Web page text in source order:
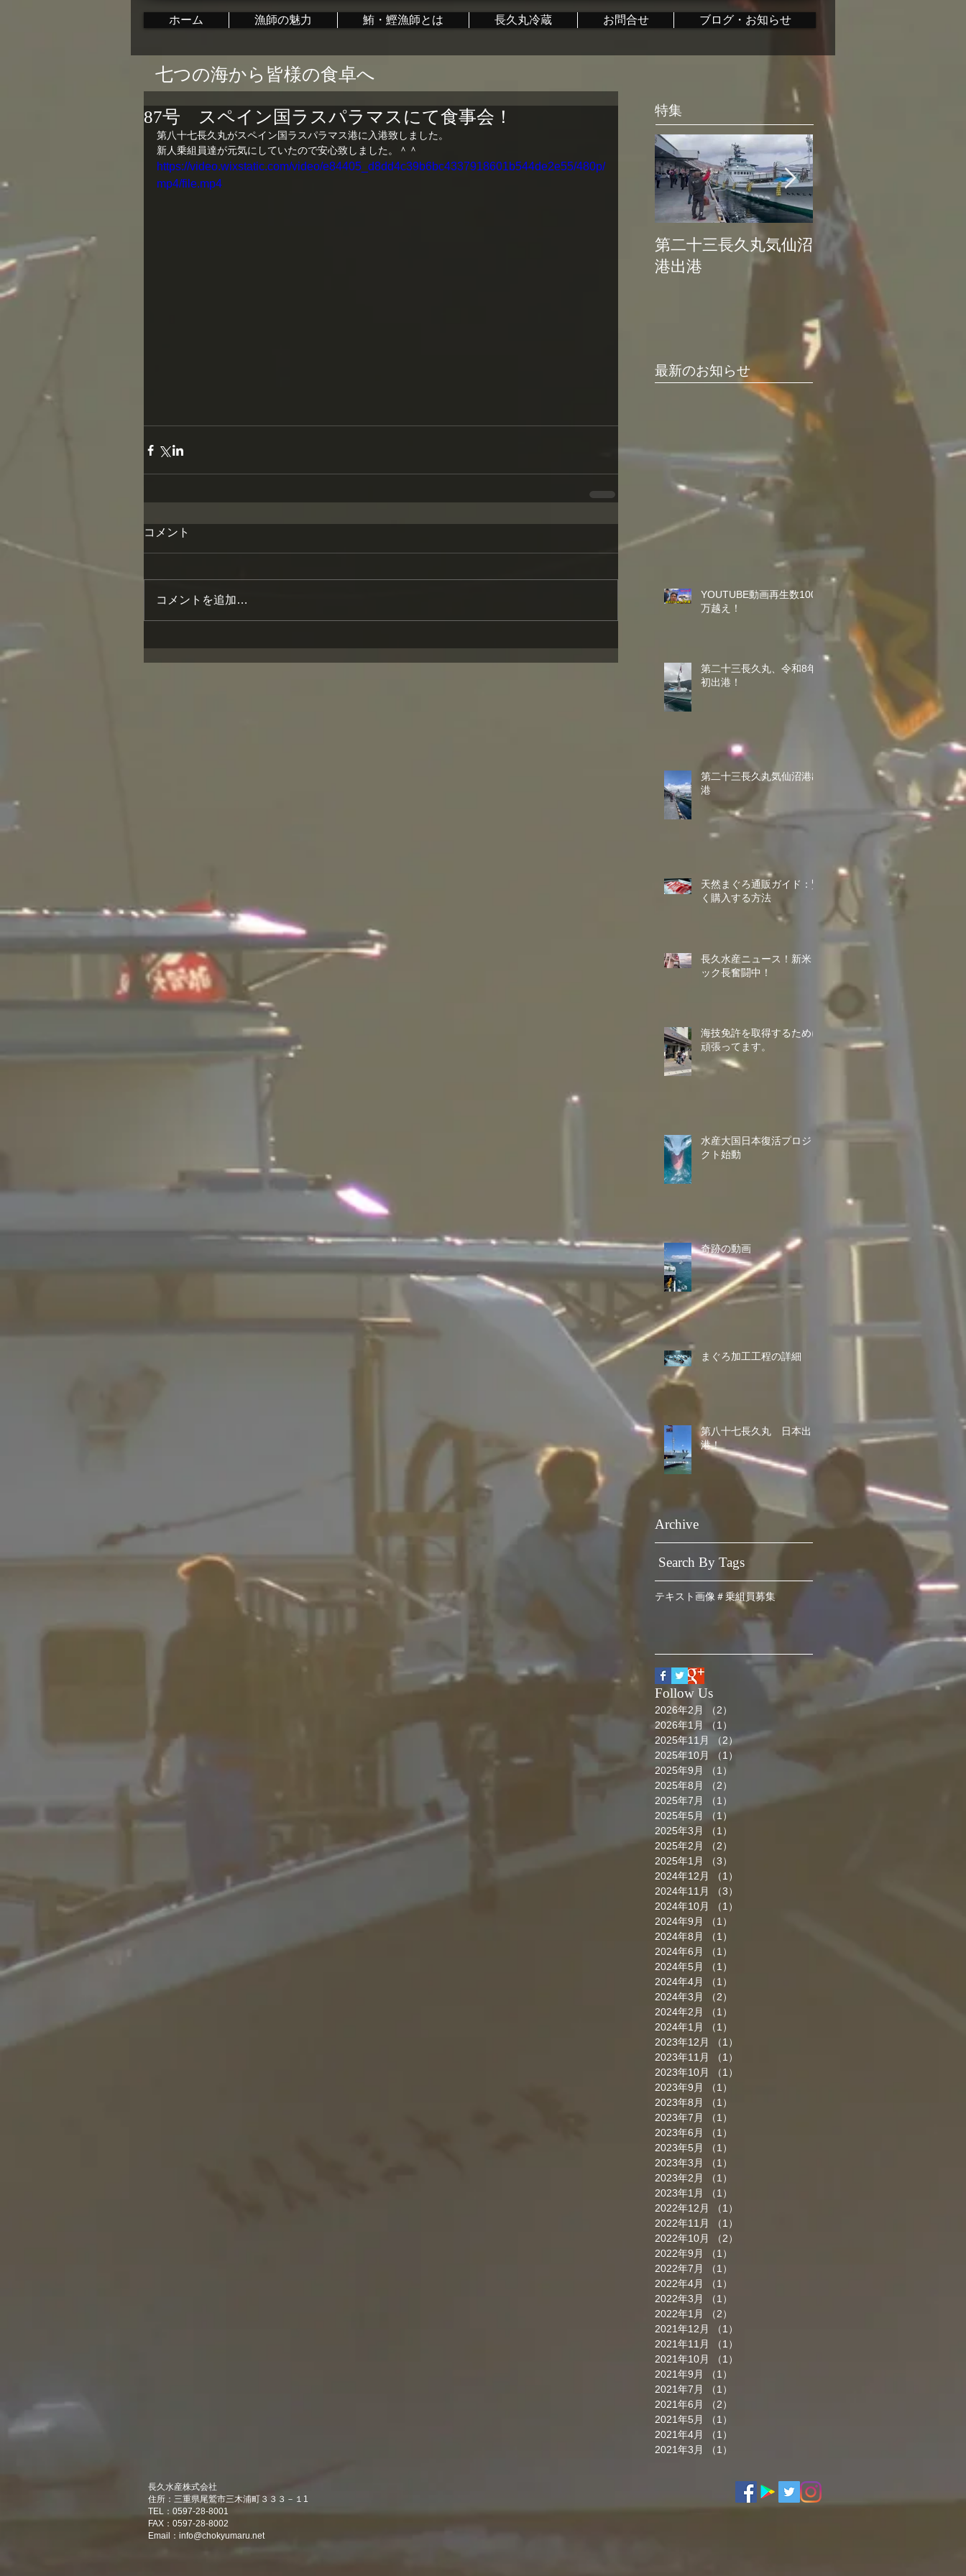
ホーム 漁師の魅力 鮪・鰹漁師とは 長久丸冷蔵 お問合せ ブログ・お知らせ
87号 スペイン国ラスパラマスにて食事会！
第八十七長久丸がスペイン国ラスパラマス港に入港致しました。
新人乗組員達が元気にしていたので安心致しました。＾＾
https://video.wixstatic.com/video/e84405_d8dd4c39b6bc4337918601b544de2e55/480p/
mp4/file.mp4
コメント
コメントを追加…
特集
第二十三長久丸気仙沼
港出港
ロジェクト始動
最新のお知らせ
YOUTUBE動画再生数100
万越え！
第二十三長久丸、令和8年
初出港！
第二十三長久丸気仙沼港出
港
天然まぐろ通販ガイド：賢
く購入する方法
長久水産ニュース！新米コ
ック長奮闘中！
海技免許を取得するために
頑張ってます。
水産大国日本復活プロジェ
クト始動
奇跡の動画
まぐろ加工工程の詳細
第八十七長久丸 日本出
港！
Archive
Search By Tags
テキスト画像 ＃乗組員募集
Follow Us
2026年2月 （2）
2026年1月
（1）
2025年11月
（2）2件の記事
2025年10月
（1）
2025年9月
（1）
2025年8月
（2）
2025年7月
（1）
2025年5月
（1）
2025年3月
（1）
2025年2月
（2）
2025年1月
（3）
2024年12月
（1）
2024年11月
（3）
2024年10月
（1）
2024年9月
（1）
2024年8月
（1）
2024年6月
（1）
2024年5月
（1）
2024年4月
（1）
2024年3月
（2）
2024年2月
（1）
2024年1月
（1）
2023年12月
（1）
2023年11月
（1）
2023年10月
（1）
2023年9月
（1）
2023年8月
（1）
2023年7月
（1）
2023年6月
（1）
2023年5月
（1）
2023年3月
（1）
2023年2月
（1）
2023年1月
（1）
2022年12月
（1）
2022年11月
（1）
2022年10月
（2）
2022年9月
（1）
2022年7月
（1）
2022年4月
（1）
2022年3月
（1）
2022年1月
（2）
2021年12月
（1）
2021年11月
（1）
2021年10月
（1）
2021年9月
（1）
2021年7月
（1）
2021年6月
（2）
2021年5月
（1）
2021年4月
（1）
2021年3月
（1）
七つの海から皆様の食卓へ
長久水産株式会社
住所：三重県尾鷲市三木浦町３３３－１1
TEL：0597-28-8001
FAX：0597-28-8002
Email： info@chokyumaru.net